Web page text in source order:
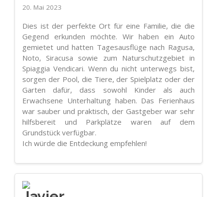
20. Mai 2023
Dies ist der perfekte Ort für eine Familie, die die
Gegend erkunden möchte. Wir haben ein Auto
gemietet und hatten Tagesausflüge nach Ragusa,
Noto, Siracusa sowie zum Naturschutzgebiet in
Spiaggia Vendicari. Wenn du nicht unterwegs bist,
sorgen der Pool, die Tiere, der Spielplatz oder der
Garten dafür, dass sowohl Kinder als auch
Erwachsene Unterhaltung haben. Das Ferienhaus
war sauber und praktisch, der Gastgeber war sehr
hilfsbereit und Parkplätze waren auf dem
Grundstück verfügbar.
Ich würde die Entdeckung empfehlen!